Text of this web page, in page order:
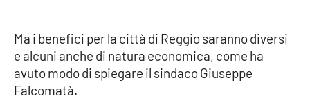
Ilreggino.it
Cosenzachannel.it
Ma i benefici per la città di Reggio saranno diversi
e alcuni anche di natura economica, come ha
avuto modo di spiegare il sindaco Giuseppe
Falcomatà.